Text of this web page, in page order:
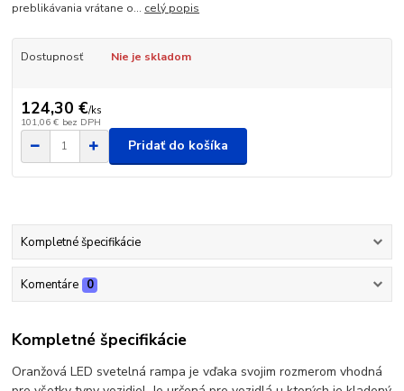
preblikávania vrátane o... celý popis
Dostupnosť Nie je skladom
124,30 €/ks
101,06 € bez DPH
Pridať do košíka
Kompletné špecifikácie
Komentáre 0
Kompletné špecifikácie
Oranžová LED svetelná rampa je vďaka svojim rozmerom vhodná